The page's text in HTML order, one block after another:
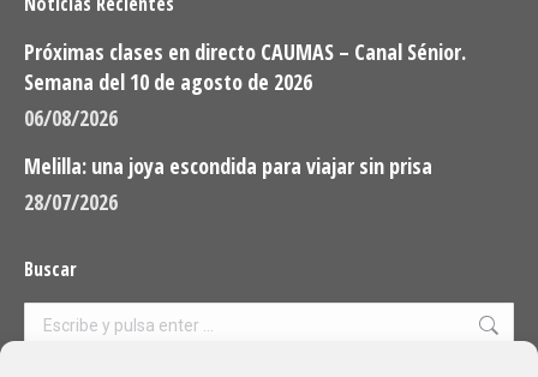
Próximas clases en directo CAUMAS – Canal Sénior.
Semana del 10 de agosto de 2026
06/08/2026
Melilla: una joya escondida para viajar sin prisa
28/07/2026
Buscar
Buscar: